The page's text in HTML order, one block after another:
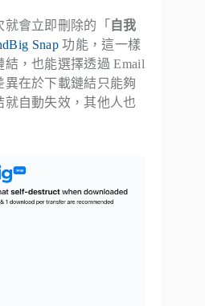
會立即刪除的「 自我
Snap 功能，這一樣
，也能選擇透過 Email
在於下載鏈結只能夠
自動失效，其他人也